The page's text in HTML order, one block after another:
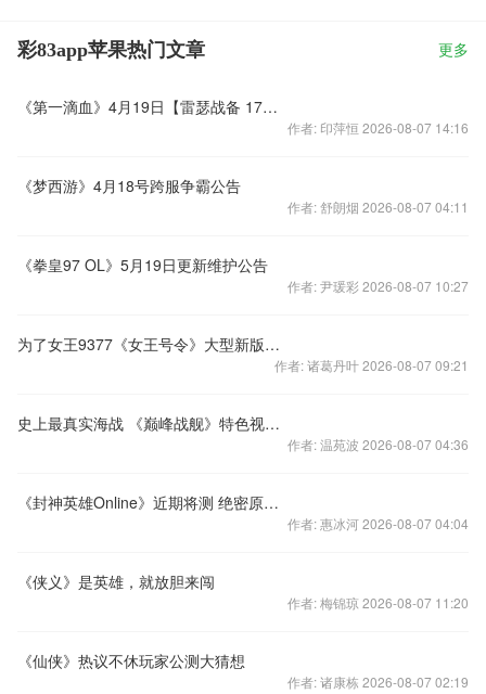
彩83app苹果热门文章 更多
《第一滴血》4月19日【雷瑟战备 17区】开服公告
作者: 印萍恒 2026-08-07 14:16
《梦西游》4月18号跨服争霸公告
作者: 舒朗烟 2026-08-07 04:11
《拳皇97 OL》5月19日更新维护公告
作者: 尹瑗彩 2026-08-07 10:27
为了女王9377《女王号令》大型新版精彩预告
作者: 诸葛丹叶 2026-08-07 09:21
史上最真实海战 《巅峰战舰》特色视角系统曝光
作者: 温苑波 2026-08-07 04:36
《封神英雄Online》近期将测 绝密原画曝光
作者: 惠冰河 2026-08-07 04:04
《侠义》是英雄，就放胆来闯
作者: 梅锦琼 2026-08-07 11:20
《仙侠》热议不休玩家公测大猜想
作者: 诸康栋 2026-08-07 02:19